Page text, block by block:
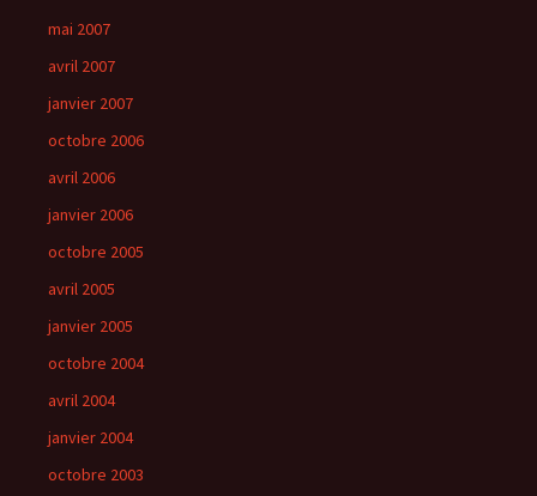
mai 2007
avril 2007
janvier 2007
octobre 2006
avril 2006
janvier 2006
octobre 2005
avril 2005
janvier 2005
octobre 2004
avril 2004
janvier 2004
octobre 2003